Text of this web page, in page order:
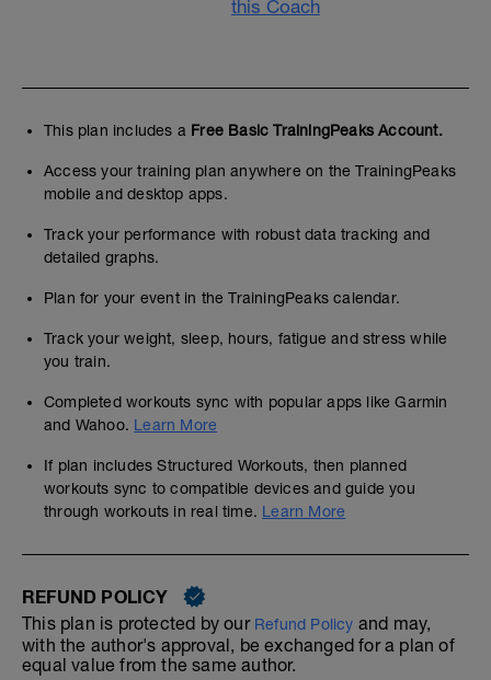
this Coach
This plan includes a Free Basic TrainingPeaks Account.
Access your training plan anywhere on the TrainingPeaks
mobile and desktop apps.
Track your performance with robust data tracking and
detailed graphs.
Plan for your event in the TrainingPeaks calendar.
Track your weight, sleep, hours, fatigue and stress while
you train.
Completed workouts sync with popular apps like Garmin
and Wahoo. Learn More
If plan includes Structured Workouts, then planned
workouts sync to compatible devices and guide you
through workouts in real time. Learn More
REFUND POLICY
This plan is protected by our Refund Policy and may,
with the author's approval, be exchanged for a plan of
equal value from the same author.